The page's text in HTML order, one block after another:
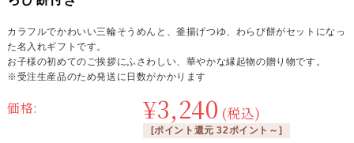
カラフルでかわいい三輪そうめんと、釜揚げつゆ、わらび餅がセットになっ
た名入れギフトです。
お子様の初めてのご挨拶にふさわしい、華やかな縁起物の贈り物です。
※受注生産品のため発送に日数がかかります
価格: ¥3,240 (税込)
[ポイント還元 32ポイント～]